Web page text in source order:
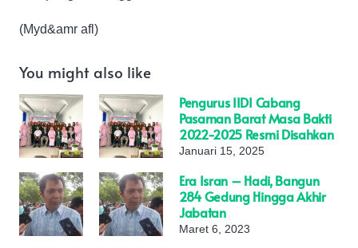
(Myd&amr afl)
You might also like
Pengurus IIDI Cabang
Pasaman Barat Masa Bakti
2022-2025 Resmi Disahkan
Januari 15, 2025
Era Isran – Hadi, Bangun
284 Gedung Hingga Akhir
Jabatan
Maret 6, 2023